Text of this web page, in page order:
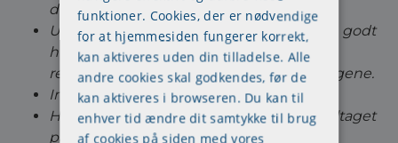
deltagerne på holdet
Underviseren var rigtig god. Godt tempo, godt
humør og indlevelse. Meget relevant og
relevante eksempler igennem kursusdagene.
Inspirerende!
Har hørt om andre kollegaer, som har deltaget
på tilsvarende undervisning, hos andre
funktioner. Cookies, der er nødvendige
for at hjemmesiden fungerer korrekt,
kan aktiveres uden din tilladelse. Alle
andre cookies skal godkendes, før de
kan aktiveres i browseren. Du kan til
enhver tid ændre dit samtykke til brug
af cookies på siden med vores